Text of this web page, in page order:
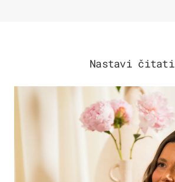
Nastavi čitati
MODA & LJEPOTA